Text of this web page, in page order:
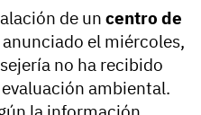
de un centro de
anunciado el miércoles,
no ha recibido
ambiental.